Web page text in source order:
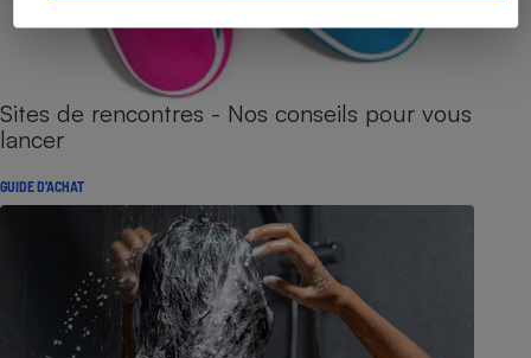
Sites de rencontres - Nos conseils pour vous
lancer
GUIDE D'ACHAT